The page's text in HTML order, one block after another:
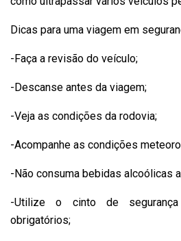
Dicas para uma viagem em
-Faça a revisão do veículo;
-Descanse antes da viagem;
-Veja as condições da rodovia;
-Acompanhe as condições
-Não consuma bebidas alcoólicas
-Utilize o cinto de
obrigatórios;